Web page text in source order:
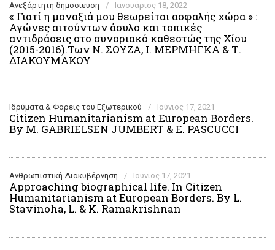
Ανεξάρτητη δημοσίευση / Ιανουάριος 18, 2022
« Γιατί η μοναξιά μου θεωρείται ασφαλής χώρα » :
Αγώνες αιτούντων άσυλο και τοπικές
αντιδράσεις στο συνοριακό καθεστώς της Χίου
(2015-2016).Των Ν. ΣΟΥΖΑ, Ι. ΜΕΡΜΗΓΚΑ & Τ.
ΔΙΑΚΟΥΜΑΚΟΥ
Ιδρύματα & Φορείς του Εξωτερικού / Ιούνιος 17, 2021
Citizen Humanitarianism at European Borders.
By M. GABRIELSEN JUMBERT & E. PASCUCCI
Ανθρωπιστική Διακυβέρνηση / Ιούνιος 17, 2021
Approaching biographical life. In Citizen
Humanitarianism at European Borders. By L.
Stavinoha, L. & K. Ramakrishnan